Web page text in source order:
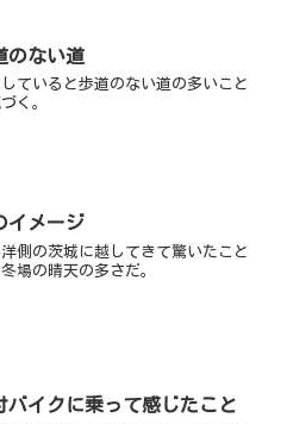
のない道
ていると歩道のない道の多いこと
く。
イメージ
側の茨城に越してきて驚いたこと
場の晴天の多さだ。
バイクに乗って感じたこと